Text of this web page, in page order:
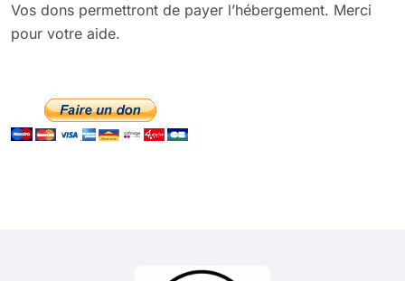
Vos dons permettront de payer l’hébergement. Merci
pour votre aide.